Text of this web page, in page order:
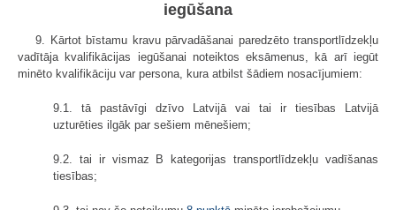
iegūšana
9. Kārtot bīstamu kravu pārvadāšanai paredzēto transportlīdzekļu
vadītāja kvalifikācijas iegūšanai noteiktos eksāmenus, kā arī iegūt
minēto kvalifikāciju var persona, kura atbilst šādiem nosacījumiem:
9.1. tā pastāvīgi dzīvo Latvijā vai tai ir tiesības Latvijā
uzturēties ilgāk par sešiem mēnešiem;
9.2. tai ir vismaz B kategorijas transportlīdzekļu vadīšanas
tiesības;